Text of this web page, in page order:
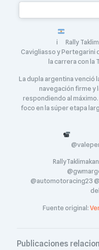
i
Rally
Cavigliasso y Pertegarini
la carrera con la
La dupla argentina venció
navegación firme y
respondiendo al
foco en la súper etapa
@automotoracing23
Fuente original:
Publicaciones